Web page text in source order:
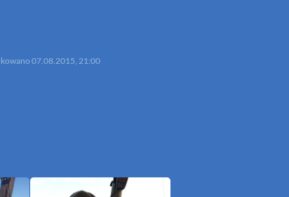
07.08.2015, 21:00